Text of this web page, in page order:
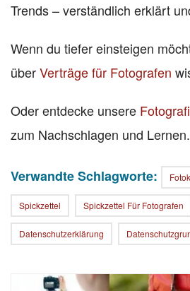
Trends – verständlich erklärt
Wenn du tiefer einsteigen
überVerträge für Fotografen
Oder entdecke unsere
zum Nachschlagen und Lernen.
Verwandte Schlagworte:
Spickzettel Spickzettel Für Fotografen
Datenschutzerklärung